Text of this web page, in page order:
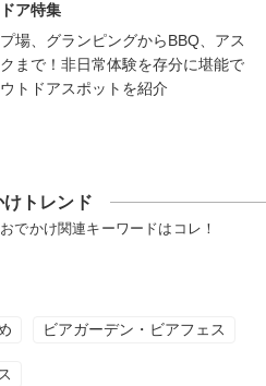
ア特集
場、グランピングからBBQ、アス
まで！非日常体験を存分に堪能で
トドアスポットを紹介
けトレンド
でかけ関連キーワードはコレ！
ビアガーデン・ビアフェス